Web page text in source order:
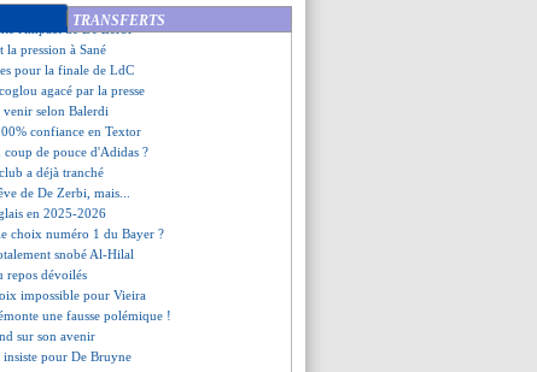
TRANSFERTS
a dit non !
l'impact de De Zerbi
la pression à Sané
pour la finale de LdC
agacé par la presse
selon Balerdi
confiance en Textor
coup de pouce d'Adidas ?
a déjà tranché
de De Zerbi, mais...
en 2025-2026
choix numéro 1 du Bayer ?
snobé Al-Hilal
repos dévoilés
impossible pour Vieira
une fausse polémique !
sur son avenir
insiste pour De Bruyne